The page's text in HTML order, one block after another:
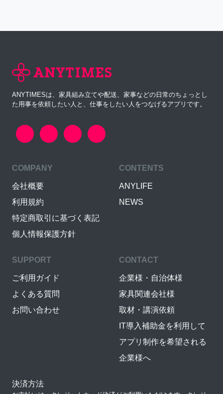
ANYTIMESは、家具組み立てや配送、家事などの日常のちょっとし
た用事を依頼したい人と、仕事をしたい人をつなげるアプリです。
COMPANY
会社概要
利用規約
特定商取引に基づく表記
個人情報保護方針
CONTENTS
ANYLIFE
NEWS
SUPPORT
ご利用ガイド
よくある質問
お問い合わせ
CONTACT
企業様・自治体様
家具関連会社様
取材・講演依頼
IT導入補助金を利用して
アプリ制作を希望される
企業様へ
決済方法